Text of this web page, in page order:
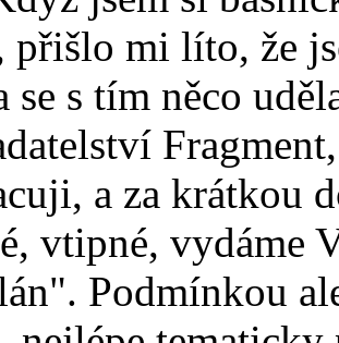
přišlo mi líto, že
se s tím něco
a za krátkou
vtipné, vydáme
Podmínkou